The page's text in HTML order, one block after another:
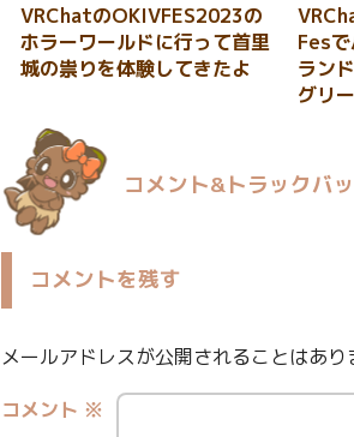
VRChatのOKIVFES2023の
ホラーワールドに行って首里
城の祟りを体験してきたよ
Fes
ラン
グリ
コメント&トラックバ
コメントを残す
メールアドレスが公開されることはあり
コメント ※